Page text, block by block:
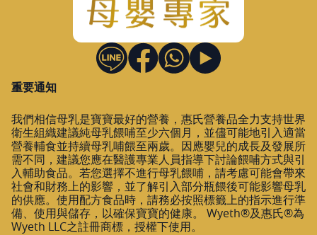
重要通知
我們相信母乳是寶寶最好的營養，惠氏營養品全力支持世界
衛生組織建議純母乳餵哺至少六個月，並儘可能地引入適當
營養輔食並持續母乳哺餵至兩歲。因應嬰兒的成長及發展所
需不同，建議您應在醫護專業人員指導下討論餵哺方式與引
入輔助食品。若您選擇不進行母乳餵哺，請考慮可能會帶來
社會和財務上的影響，並了解引入部分瓶餵後可能影響母乳
的供應。使用配方食品時，請務必按照標籤上的指示進行準
備、使用與儲存，以確保寶寶的健康。 Wyeth®及惠氏®為
Wyeth LLC之註冊商標，授權下使用。